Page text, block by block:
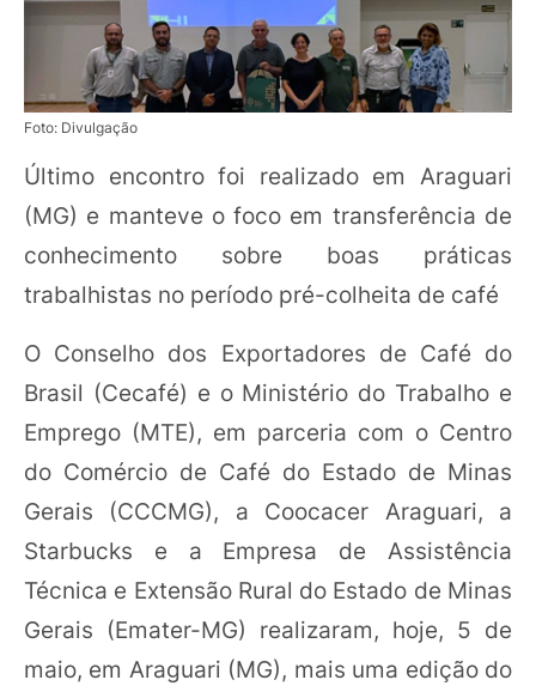
Foto: Divulgação
Último encontro foi realizado em Araguari
(MG) e manteve o foco em transferência de
conhecimento sobre boas práticas
trabalhistas no período pré-colheita de café
O Conselho dos Exportadores de Café do
Brasil (Cecafé) e o Ministério do Trabalho e
Emprego (MTE), em parceria com o Centro
do Comércio de Café do Estado de Minas
Gerais (CCCMG), a Coocacer Araguari, a
Starbucks e a Empresa de Assistência
Técnica e Extensão Rural do Estado de Minas
Gerais (Emater-MG) realizaram, hoje, 5 de
maio, em Araguari (MG), mais uma edição do